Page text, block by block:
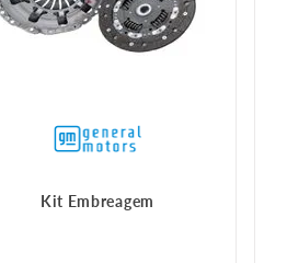
Kit Embreagem